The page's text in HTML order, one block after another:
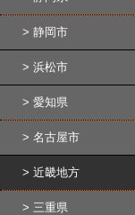
静岡市
浜松市
愛知県
名古屋市
近畿地方
三重県